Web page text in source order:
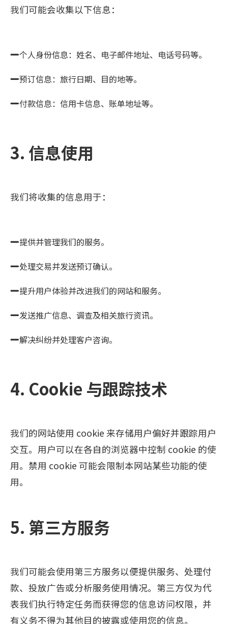
我们可能会收集以下信息：
个人身份信息：姓名、电子邮件地址、电话号码等。
预订信息：旅行日期、目的地等。
付款信息：信用卡信息、账单地址等。
3. 信息使用
我们将收集的信息用于：
提供并管理我们的服务。
处理交易并发送预订确认。
提升用户体验并改进我们的网站和服务。
发送推广信息、调查及相关旅行资讯。
解决纠纷并处理客户咨询。
4. Cookie 与跟踪技术
我们的网站使用 cookie 来存储用户偏好并跟踪用户
交互。用户可以在各自的浏览器中控制 cookie 的使
用。禁用 cookie 可能会限制本网站某些功能的使
用。
5. 第三方服务
我们可能会使用第三方服务以便提供服务、处理付
款、投放广告或分析服务使用情况。第三方仅为代
表我们执行特定任务而获得您的信息访问权限，并
有义务不得为其他目的披露或使用您的信息。